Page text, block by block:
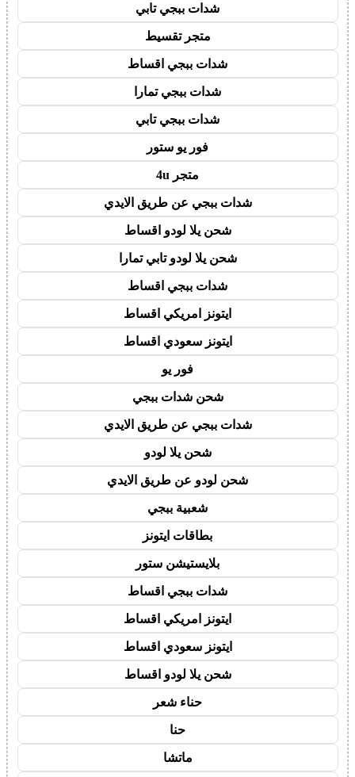
شدات ببجي تابي
متجر تقسيط
شدات ببجي اقساط
شدات ببجي تمارا
شدات ببجي تابي
فور يو ستور
متجر 4u
شدات ببجي عن طريق الايدي
شحن يلا لودو اقساط
شحن يلا لودو تابي تمارا
شدات ببجي اقساط
ايتونز امريكي اقساط
ايتونز سعودي اقساط
فور يو
شحن شدات ببجي
شدات ببجي عن طريق الايدي
شحن يلا لودو
شحن لودو عن طريق الايدي
شعبية ببجي
بطاقات ايتونز
بلايستيشن ستور
شدات ببجي اقساط
ايتونز امريكي اقساط
ايتونز سعودي اقساط
شحن يلا لودو اقساط
حناء شعر
حنا
ماتشا